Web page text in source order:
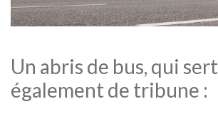
Un abris de bus, qui sert
également de tribune :